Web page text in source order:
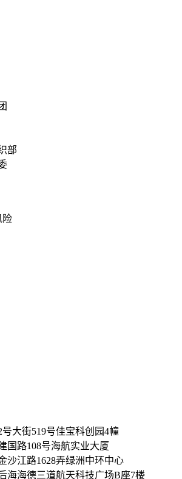
险
大街519号佳宝科创园4幢
国路108号海航实业大厦
沙江路1628弄绿洲中环中心
海海德三道航天科技广场B座7楼